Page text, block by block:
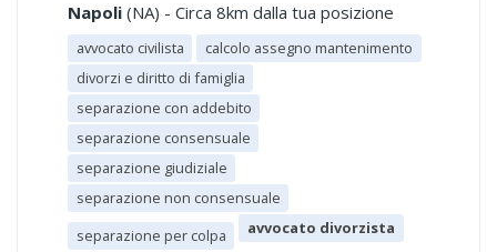
Napoli (NA) - Circa 8km dalla tua posizione
avvocato civilista
calcolo assegno mantenimento
divorzi e diritto di famiglia
separazione con addebito
separazione consensuale
separazione giudiziale
separazione non consensuale
separazione per colpa
avvocato divorzista